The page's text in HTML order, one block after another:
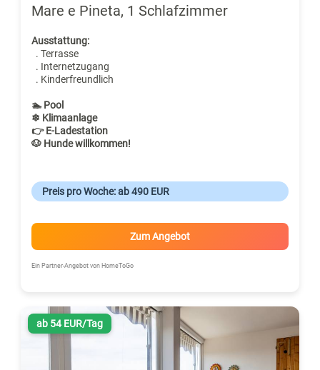
Mare e Pineta, 1 Schlafzimmer
Ausstattung:
. Terrasse
. Internetzugang
. Kinderfreundlich
🏊 Pool
❄ Klimaanlage
👉 E-Ladestation
🐶 Hunde willkommen!
Preis pro Woche: ab 490 EUR
Zum Angebot
Ein Partner-Angebot von HomeToGo
ab 54 EUR/Tag